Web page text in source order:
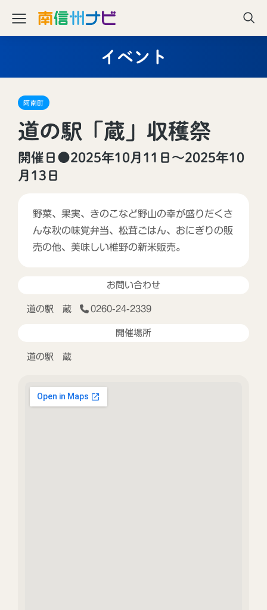
イベント
阿南町
道の駅「蔵」収穫祭
開催日●2025年10月11日〜2025年10
月13日
野菜、果実、きのこなど野山の幸が盛りだくさ
んな秋の味覚弁当、松茸ごはん、おにぎりの販
売の他、美味しい椎野の新米販売。
お問い合わせ
道の駅 蔵 0260-24-2339
開催場所
道の駅 蔵